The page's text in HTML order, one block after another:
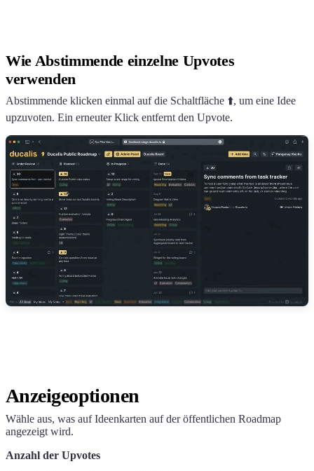
Wie Abstimmende einzelne Upvotes
verwenden
Abstimmende klicken einmal auf die Schaltfläche ⬆️, um eine Idee
upzuvoten. Ein erneuter Klick entfernt den Upvote.
Anzeigeoptionen
Wähle aus, was auf Ideenkarten auf der öffentlichen Roadmap
angezeigt wird.
Anzahl der Upvotes